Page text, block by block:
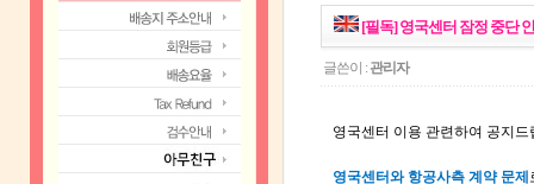
[필독] 영국센터 잠정 중단
글쓴이 : 관리자
영국센터 이용 관련하여 공지드
영국센터와 항공사측 계약 문제